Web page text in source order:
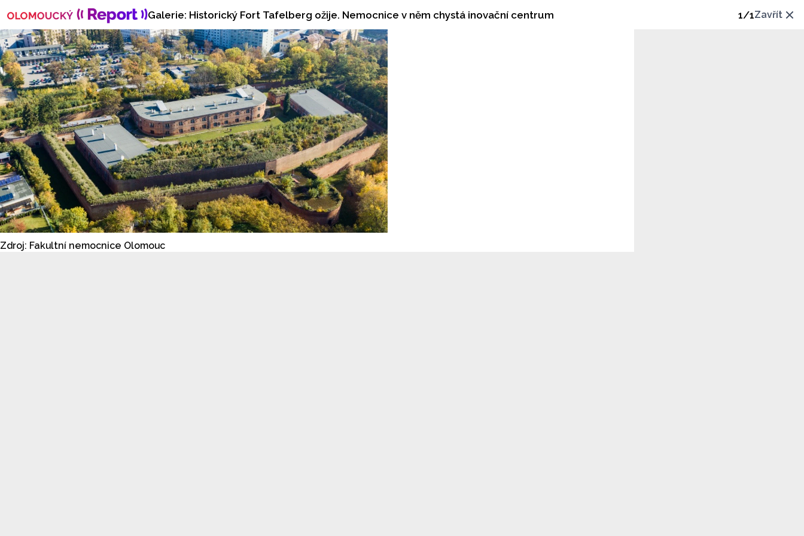
Galerie: Historický Fort Tafelberg ožije. Nemocnice v něm chystá inovační centrum 1/1Zavřít
Zdroj: Fakultní nemocnice Olomouc